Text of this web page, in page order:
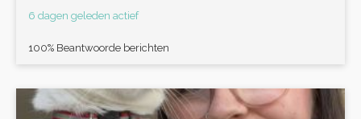
6 dagen geleden actief
100% Beantwoorde berichten